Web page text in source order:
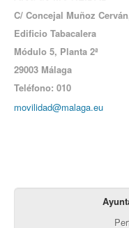
C/ Concejal Muñoz
Edificio Tabacalera
Módulo 5, Planta 2ª
29003 Málaga
Teléfono: 010
movilidad@malaga.eu